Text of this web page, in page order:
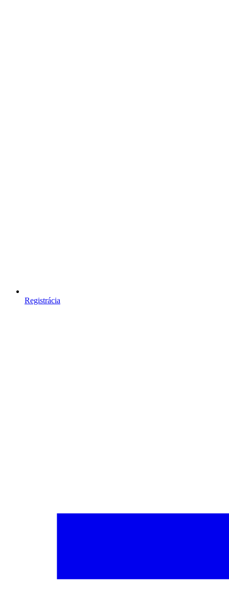
Registrácia